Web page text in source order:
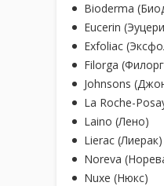
Bioderma
Eucerin
Exfoliac
Filorga
Johnsons
La Roche-
Laino (Лено)
Lierac (Лиерак)
Noreva
Nuxe (Нюкс)